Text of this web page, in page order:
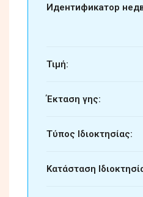
Идентификатор
Τιμή:
Έκταση γης:
Τύπος Ιδιοκτησίας:
Κατάσταση